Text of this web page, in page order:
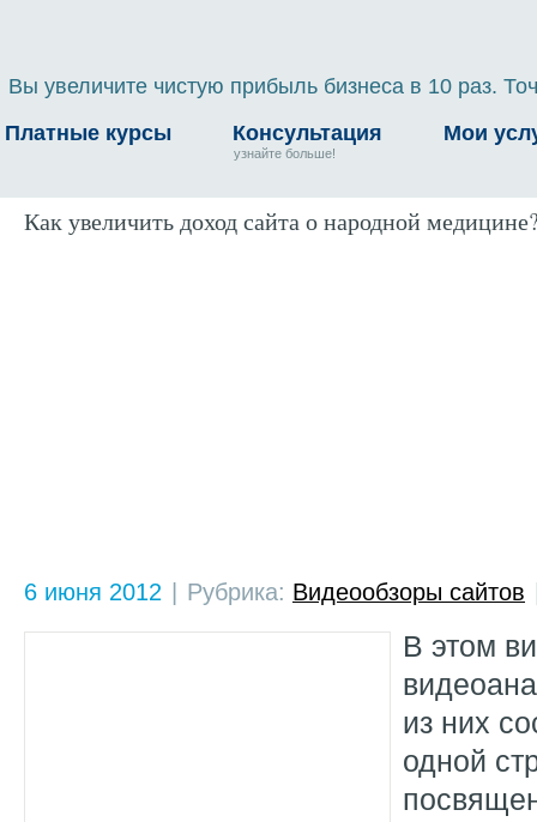
Вы увеличите чистую прибыль бизнеса в 10 раз.
Платные курсы
Консультация
узнайте больше!
Мои
Как увеличить доход сайта о народной
6 июня 2012 Рубрика: Видеообзоры сайтов
В этом
из них
одной